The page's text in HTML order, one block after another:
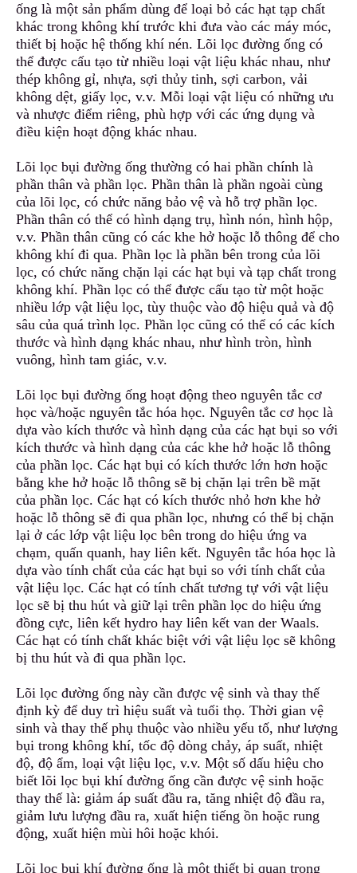
ống là một sản phẩm dùng để loại bỏ các hạt tạp chất
khác trong không khí trước khi đưa vào các máy móc,
thiết bị hoặc hệ thống khí nén. Lõi lọc đường ống có
thể được cấu tạo từ nhiều loại vật liệu khác nhau, như
thép không gỉ, nhựa, sợi thủy tinh, sợi carbon, vải
không dệt, giấy lọc, v.v. Mỗi loại vật liệu có những ưu
và nhược điểm riêng, phù hợp với các ứng dụng và
điều kiện hoạt động khác nhau.
Lõi lọc bụi đường ống thường có hai phần chính là
phần thân và phần lọc. Phần thân là phần ngoài cùng
của lõi lọc, có chức năng bảo vệ và hỗ trợ phần lọc.
Phần thân có thể có hình dạng trụ, hình nón, hình hộp,
v.v. Phần thân cũng có các khe hở hoặc lỗ thông để cho
không khí đi qua. Phần lọc là phần bên trong của lõi
lọc, có chức năng chặn lại các hạt bụi và tạp chất trong
không khí. Phần lọc có thể được cấu tạo từ một hoặc
nhiều lớp vật liệu lọc, tùy thuộc vào độ hiệu quả và độ
sâu của quá trình lọc. Phần lọc cũng có thể có các kích
thước và hình dạng khác nhau, như hình tròn, hình
vuông, hình tam giác, v.v.
Lõi lọc bụi đường ống hoạt động theo nguyên tắc cơ
học và/hoặc nguyên tắc hóa học. Nguyên tắc cơ học là
dựa vào kích thước và hình dạng của các hạt bụi so với
kích thước và hình dạng của các khe hở hoặc lỗ thông
của phần lọc. Các hạt bụi có kích thước lớn hơn hoặc
bằng khe hở hoặc lỗ thông sẽ bị chặn lại trên bề mặt
của phần lọc. Các hạt có kích thước nhỏ hơn khe hở
hoặc lỗ thông sẽ đi qua phần lọc, nhưng có thể bị chặn
lại ở các lớp vật liệu lọc bên trong do hiệu ứng va
chạm, quấn quanh, hay liên kết. Nguyên tắc hóa học là
dựa vào tính chất của các hạt bụi so với tính chất của
vật liệu lọc. Các hạt có tính chất tương tự với vật liệu
lọc sẽ bị thu hút và giữ lại trên phần lọc do hiệu ứng
đồng cực, liên kết hydro hay liên kết van der Waals.
Các hạt có tính chất khác biệt với vật liệu lọc sẽ không
bị thu hút và đi qua phần lọc.
Lõi lọc đường ống này cần được vệ sinh và thay thế
định kỳ để duy trì hiệu suất và tuổi thọ. Thời gian vệ
sinh và thay thế phụ thuộc vào nhiều yếu tố, như lượng
bụi trong không khí, tốc độ dòng chảy, áp suất, nhiệt
độ, độ ẩm, loại vật liệu lọc, v.v. Một số dấu hiệu cho
biết lõi lọc bụi khí đường ống cần được vệ sinh hoặc
thay thế là: giảm áp suất đầu ra, tăng nhiệt độ đầu ra,
giảm lưu lượng đầu ra, xuất hiện tiếng ồn hoặc rung
động, xuất hiện mùi hôi hoặc khói.
Lõi lọc bụi khí đường ống là một thiết bị quan trọng